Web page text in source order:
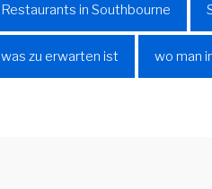
Restaurants in Southbourne
was zu erwarten ist wo man